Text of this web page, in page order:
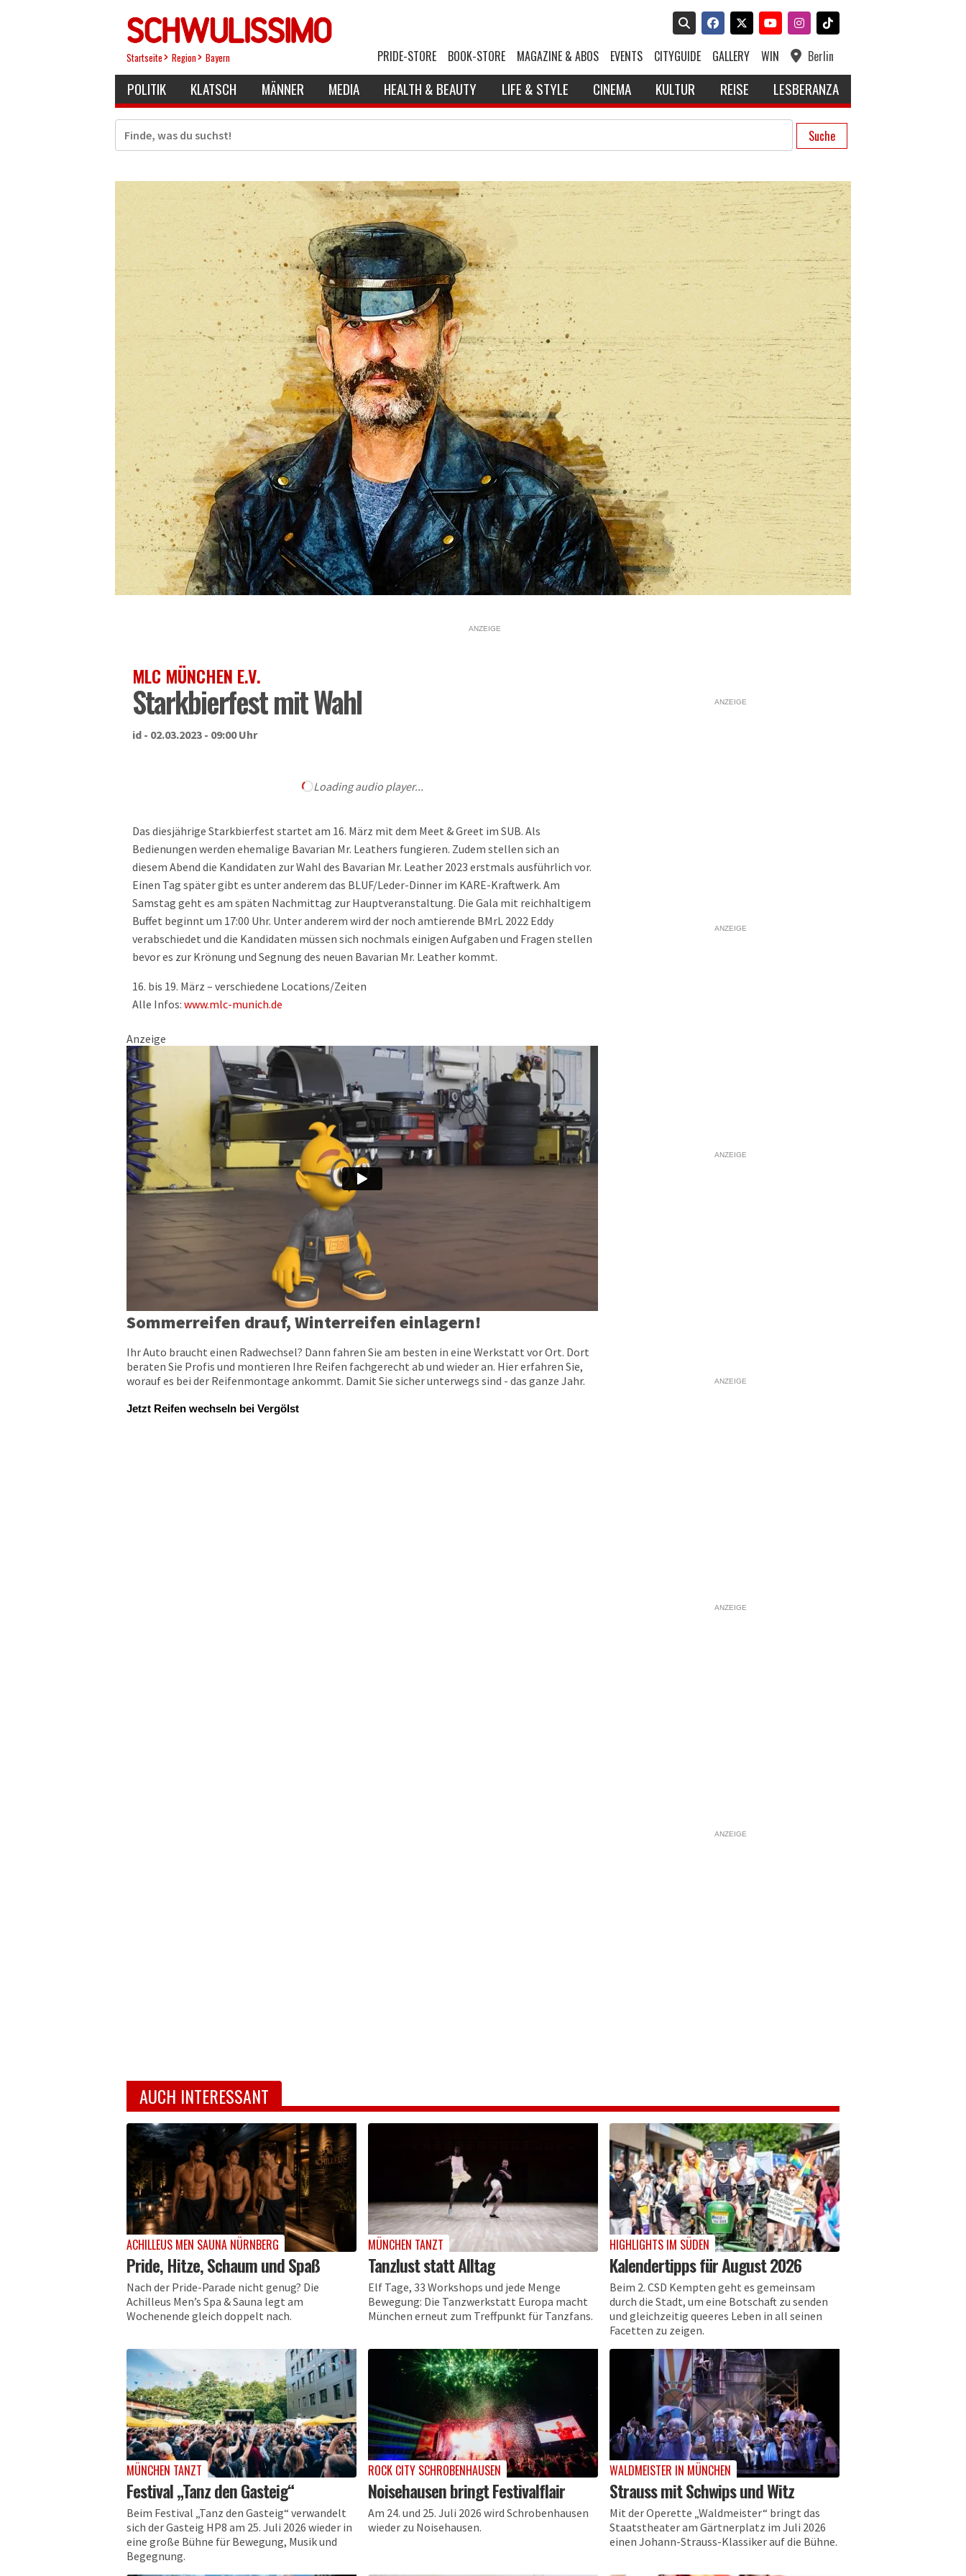
Startseite Region Bayern PRIDE-STORE BOOK-STORE MAGAZINE & ABOS EVENTS CITYGUIDE GALLERY WIN Berlin
POLITIK KLATSCH MÄNNER MEDIA HEALTH & BEAUTY LIFE & STYLE CINEMA KULTUR REISE LESBERANZA
Suche
ANZEIGE
MLC MÜNCHEN E.V.
Starkbierfest mit Wahl
id - 02.03.2023 - 09:00 Uhr
Loading audio player...
Das diesjährige Starkbierfest startet am 16. März mit dem Meet & Greet im SUB. Als
Bedienungen werden ehemalige Bavarian Mr. Leathers fungieren. Zudem stellen sich an
diesem Abend die Kandidaten zur Wahl des Bavarian Mr. Leather 2023 erstmals ausführlich vor.
Einen Tag später gibt es unter anderem das BLUF/Leder-Dinner im KARE-Kraftwerk. Am
Samstag geht es am späten Nachmittag zur Hauptveranstaltung. Die Gala mit reichhaltigem
Buffet beginnt um 17:00 Uhr. Unter anderem wird der noch amtierende BMrL 2022 Eddy
verabschiedet und die Kandidaten müssen sich nochmals einigen Aufgaben und Fragen stellen
bevor es zur Krönung und Segnung des neuen Bavarian Mr. Leather kommt.
16. bis 19. März – verschiedene Locations/Zeiten
Alle Infos: www.mlc-munich.de
Anzeige
Sommerreifen drauf, Winterreifen einlagern!
Ihr Auto braucht einen Radwechsel? Dann fahren Sie am besten in eine Werkstatt vor Ort. Dort
beraten Sie Profis und montieren Ihre Reifen fachgerecht ab und wieder an. Hier erfahren Sie,
worauf es bei der Reifenmontage ankommt. Damit Sie sicher unterwegs sind - das ganze Jahr.
Jetzt Reifen wechseln bei Vergölst
ANZEIGE
ANZEIGE
ANZEIGE
ANZEIGE
ANZEIGE
ANZEIGE
AUCH INTERESSANT
ACHILLEUS MEN SAUNA NÜRNBERG
Pride, Hitze, Schaum und Spaß
Nach der Pride-Parade nicht genug? Die
Achilleus Men’s Spa & Sauna legt am
Wochenende gleich doppelt nach.
MÜNCHEN TANZT
Tanzlust statt Alltag
Elf Tage, 33 Workshops und jede Menge
Bewegung: Die Tanzwerkstatt Europa macht
München erneut zum Treffpunkt für Tanzfans.
HIGHLIGHTS IM SÜDEN
Kalendertipps für August 2026
Beim 2. CSD Kempten geht es gemeinsam
durch die Stadt, um eine Botschaft zu senden
und gleichzeitig queeres Leben in all seinen
Facetten zu zeigen.
MÜNCHEN TANZT
Festival „Tanz den Gasteig“
Beim Festival „Tanz den Gasteig“ verwandelt
sich der Gasteig HP8 am 25. Juli 2026 wieder in
eine große Bühne für Bewegung, Musik und
Begegnung.
ROCK CITY SCHROBENHAUSEN
Noisehausen bringt Festivalflair
Am 24. und 25. Juli 2026 wird Schrobenhausen
wieder zu Noisehausen.
WALDMEISTER IN MÜNCHEN
Strauss mit Schwips und Witz
Mit der Operette „Waldmeister“ bringt das
Staatstheater am Gärtnerplatz im Juli 2026
einen Johann-Strauss-Klassiker auf die Bühne.